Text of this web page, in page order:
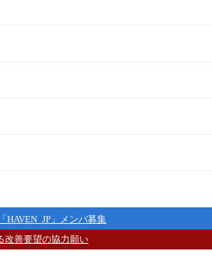
HAVEN_JP」メンバ募集
改善要望の協力願い